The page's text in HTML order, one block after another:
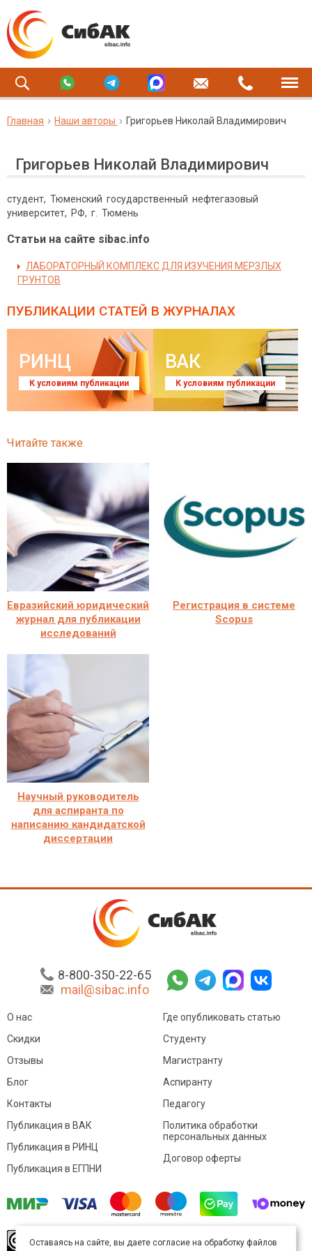
Главная Наши авторы Григорьев Николай Владимирович
Григорьев Николай Владимирович
студент, Тюменский государственный нефтегазовый
университет, РФ, г. Тюмень
Статьи на сайте sibac.info
ЛАБОРАТОРНЫЙ КОМПЛЕКС ДЛЯ ИЗУЧЕНИЯ МЕРЗЛЫХ
ГРУНТОВ
ПУБЛИКАЦИИ СТАТЕЙ В ЖУРНАЛАХ
РИНЦ
К условиям публикации
ВАК
К условиям публикации
Читайте также
Евразийский юридический
журнал для публикации
исследований
Регистрация в системе
Scopus
Научный руководитель
для аспиранта по
написанию кандидатской
диссертации
8-800-350-22-65
mail@sibac.info
О нас
Скидки
Отзывы
Блог
Контакты
Где опубликовать статью
Студенту
Магистранту
Аспиранту
Педагогу
Публикация в ВАК
Публикация в РИНЦ
Публикация в ЕГПНИ
Политика обработки
персональных данных
Договор оферты
произведение доступно полицензии Creative
Оставаясь на сайте, вы даете согласие на обработку файлов